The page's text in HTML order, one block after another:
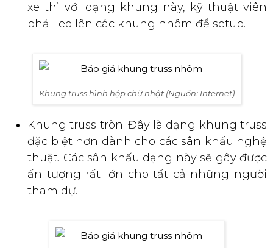
xe thì với dạng khung này, kỹ thuật viên
phải leo lên các khung nhôm để setup.
Khung truss hình hộp chữ nhật (Nguồn: Internet)
Khung truss tròn: Đây là dạng khung truss
đặc biệt hơn dành cho các sân khấu nghệ
thuật. Các sân khấu dạng này sẽ gây được
ấn tượng rất lớn cho tất cả những người
tham dự.